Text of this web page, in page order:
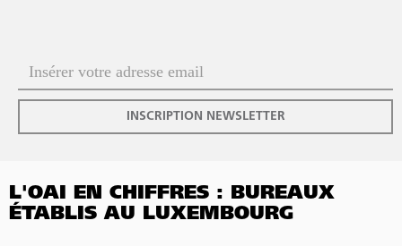
INSCRIPTION NEWSLETTER
L'OAI EN CHIFFRES : BUREAUX
ÉTABLIS AU LUXEMBOURG